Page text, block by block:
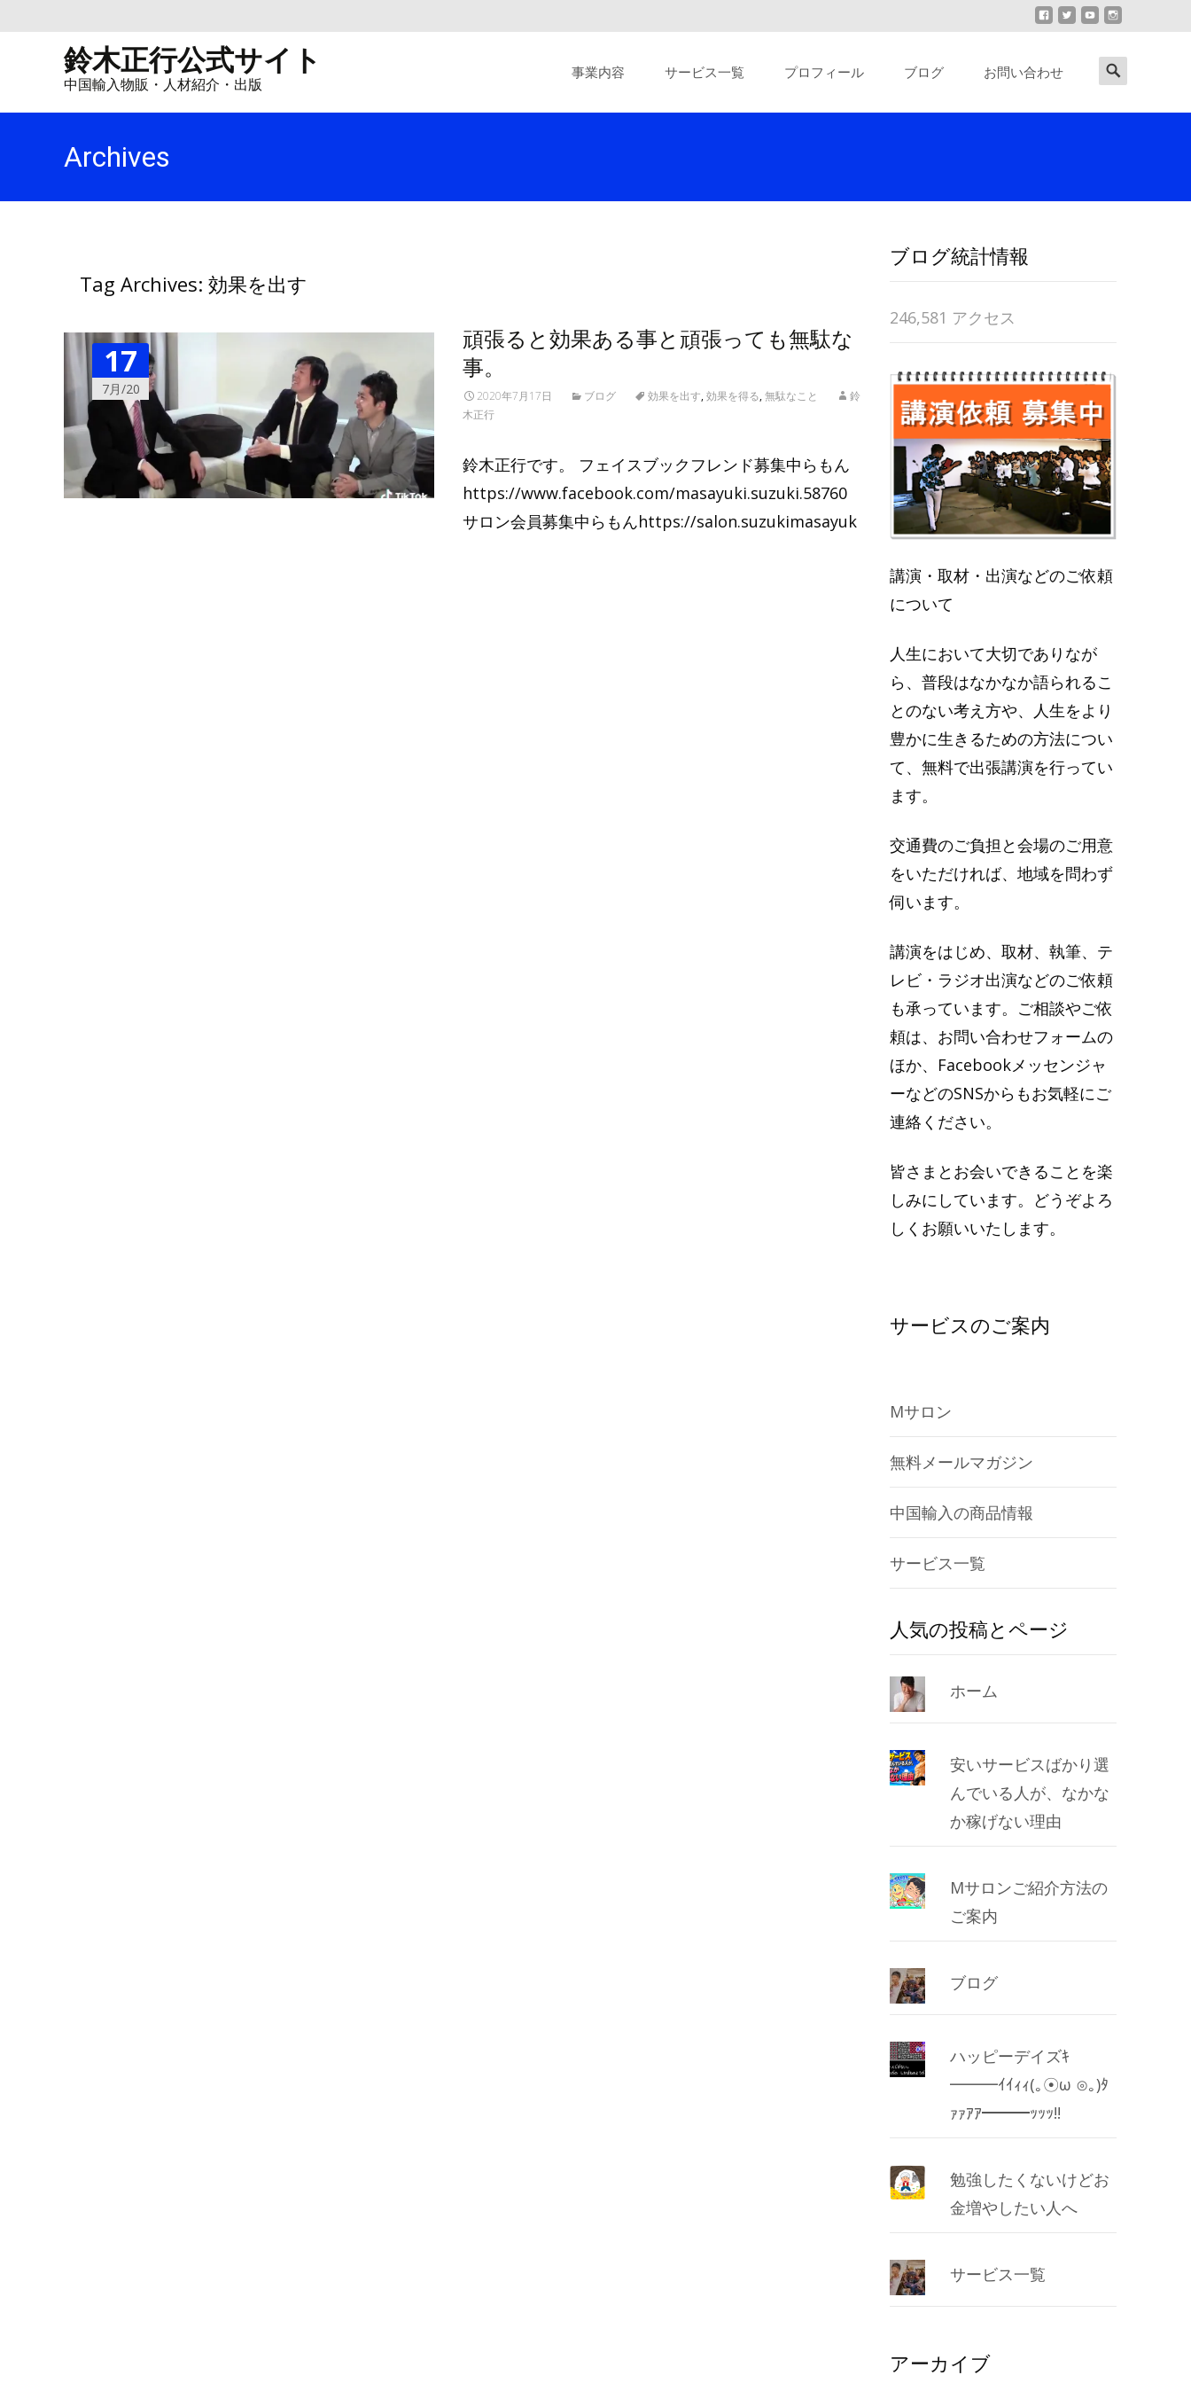
鈴木正行公式サイト
中国輸入物販・人材紹介・出版
事業内容 サービス一覧 プロフィール ブログ お問い合わせ
Search
Archives
Tag Archives: 効果を出す
17
7月/20
頑張ると効果ある事と頑張っても無駄な
事。
2020年7月17日 ブログ 効果を出す,効果を得る,無駄なこと
鈴
木正行
鈴木正行です。 フェイスブックフレンド募集中らもん
https://www.facebook.com/masayuki.suzuki.58760
サロン会員募集中らもんhttps://salon.suzukimasayuk
ブログ統計情報
246,581 アクセス
講演・取材・出演などのご依頼
について
人生において大切でありなが
ら、普段はなかなか語られるこ
とのない考え方や、人生をより
豊かに生きるための方法につい
て、無料で出張講演を行ってい
ます。
交通費のご負担と会場のご用意
をいただければ、地域を問わず
伺います。
講演をはじめ、取材、執筆、テ
レビ・ラジオ出演などのご依頼
も承っています。ご相談やご依
頼は、お問い合わせフォームの
ほか、Facebookメッセンジャ
ーなどのSNSからもお気軽にご
連絡ください。
皆さまとお会いできることを楽
しみにしています。どうぞよろ
しくお願いいたします。
サービスのご案内
Mサロン
無料メールマガジン
中国輸入の商品情報
サービス一覧
人気の投稿とページ
ホーム
安いサービスばかり選
んでいる人が、なかな
か稼げない理由
Mサロンご紹介方法の
ご案内
ブログ
ハッピーデイズｷ
━━━ｲｲｨｨ(｡☉ω ⊙｡)ﾀ
ｧｧｱｱ━━━ｯｯｯ!!
勉強したくないけどお
金増やしたい人へ
サービス一覧
アーカイブ